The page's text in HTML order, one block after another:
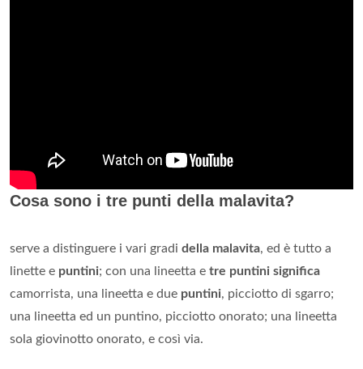
Cosa sono i tre punti della malavita?
serve a distinguere i vari gradi della malavita, ed è tutto a
linette e puntini; con una lineetta e tre puntini significa
camorrista, una lineetta e due puntini, picciotto di sgarro;
una lineetta ed un puntino, picciotto onorato; una lineetta
sola giovinotto onorato, e così via.